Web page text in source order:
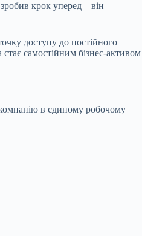
крок уперед – він
доступу до постійного
самостійним бізнес-активом
в єдиному робочому